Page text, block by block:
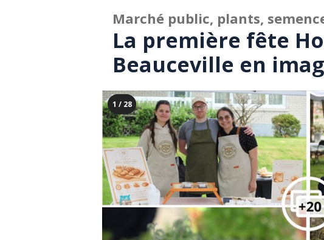
Marché public, plants,
La première fête
Beauceville en
1 / 28